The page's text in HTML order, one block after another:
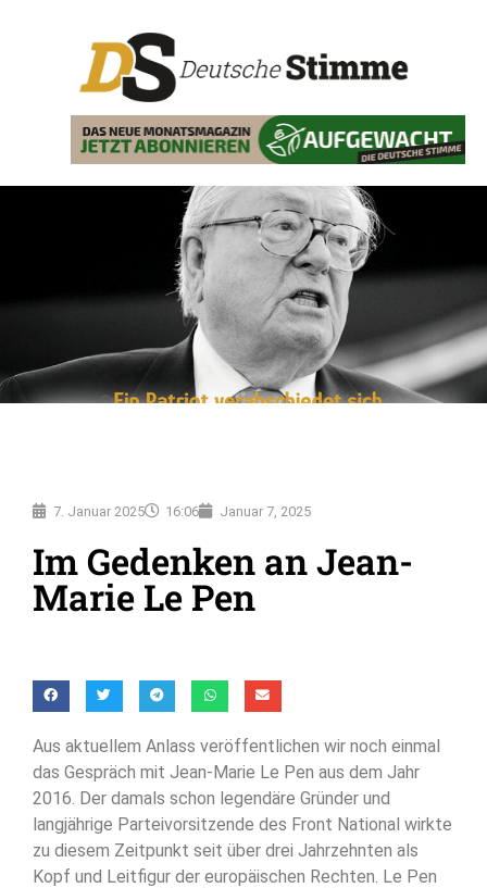
7. Januar 2025 16:06 Januar 7, 2025
Im Gedenken an Jean-
Marie Le Pen
Aus aktuellem Anlass veröffentlichen wir noch einmal
das Gespräch mit Jean-Marie Le Pen aus dem Jahr
2016. Der damals schon legendäre Gründer und
langjährige Parteivorsitzende des Front National wirkte
zu diesem Zeitpunkt seit über drei Jahrzehnten als
Kopf und Leitfigur der europäischen Rechten. Le Pen